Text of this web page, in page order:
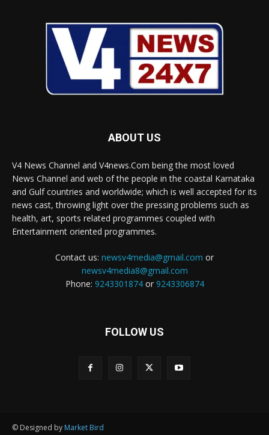
ABOUT US
V4 News Channel and V4news.Com being the most loved
News Channel and web of the people in the coastal Karnataka
and Gulf countries and worldwide; which is well accepted for its
news cast, throwing light over the pressing problems such as
health, art, sports related programmes coupled with
Entertainment oriented programmes.
Contact us: newsv4media@gmail.com or
newsv4media8@gmail.com
Phone: 9243301874or 9243306874
FOLLOW US
© Designed by Market Bird